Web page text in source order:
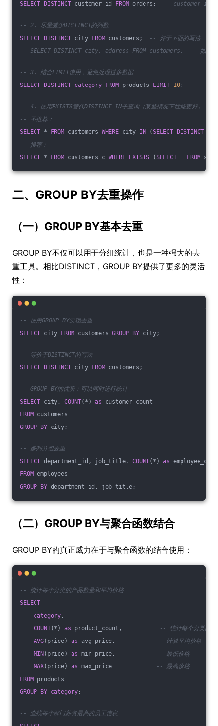
SELECT
DISTINCT customer_id FROM orders; -- customer_id有
-- 2. 尽量减少DISTINCT的列数
SELECT
DISTINCT city FROM customers;
-- 好于下面的写法
-- SELECT DISTINCT city, address FROM customers;  -- 如果不
-- 3. 结合LIMIT使用，避免处理过多数据
SELECT
DISTINCT category FROM products LIMIT 10;
-- 4. 使用EXISTS替代DISTINCT IN子查询（某些情况下性能更好）
-- 不推荐：
SELECT * FROM customers WHERE city IN ( SELECT DISTINCT
-- 推荐：
SELECT * FROM customers c WHERE EXISTS ( SELECT 1 FROM
二、GROUP BY去重操作
（一）GROUP BY基本去重
GROUP BY不仅可以用于分组统计，也是一种强大的去
重工具。相比DISTINCT，GROUP BY提供了更多的灵活
性：
-- 使用GROUP BY实现去重
SELECT city FROM customers GROUP BY city;
-- 等价于DISTINCT的写法
SELECT
DISTINCT city FROM customers;
-- GROUP BY的优势：可以同时进行统计
SELECT city, COUNT(*) as customer_count
FROM customers
GROUP
BY city;
-- 多列分组去重
SELECT department_id, job_title, COUNT(*) as
FROM employees
GROUP
BY department_id, job_title;
（二）GROUP BY与聚合函数结合
GROUP BY的真正威力在于与聚合函数的结合使用：
-- 统计每个分类的产品数量和平均价格
SELECT
category,
COUNT(*) as product_count,
-- 统计每个分类的产
AVG(price) as avg_price,
-- 计算平均价格
MIN (price) as min_price,
-- 最低价格
MAX(price) as max_price
-- 最高价格
FROM products
GROUP
BY category;
-- 查找每个部门薪资最高的员工信息